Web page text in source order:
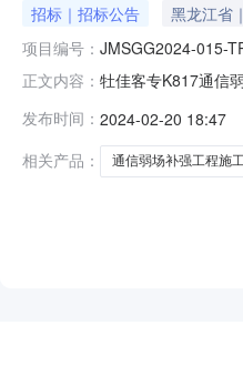
招标｜招标公告 黑龙江省
项目编号： JMSGG2024-015-
正文内容： 牡佳客专K817通信
购进行公开竞争性
机等
发布时间： 2024-02-20 18:47
相关产品：
通信弱场补强工程施